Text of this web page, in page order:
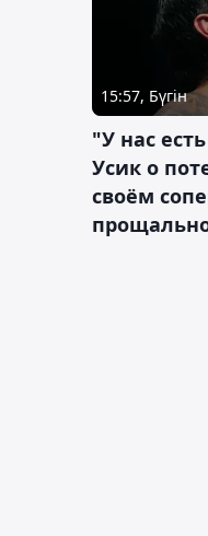
15:57, Бүгін
"У нас
Усик о
своём